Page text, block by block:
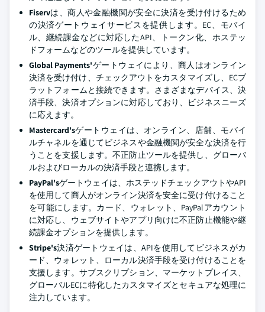
Fiservは、商人や金融機関が安全に決済を受け付けるため
の決済ゲートウェイサービスを提供します。EC、モバイ
ル、継続課金などに対応したAPI、トークン化、ホステッ
ドフォームなどのツールを提供しています。
Global Payments'ゲートウェイにより、商人はオンライン
決済を受け付け、チェックアウトをカスタマイズし、ECプ
ラットフォームと接続できます。さまざまなデバイス、決
済手段、決済オプションに対応しており、ビジネスニーズ
に応えます。
Mastercard'sゲートウェイは、オンライン、店舗、モバイ
ルチャネルを通じてビジネスや金融機関が安全な決済を行
うことを支援します。不正防止ツールを提供し、グローバ
ルおよびローカルの決済手段と連携します。
PayPal'sゲートウェイは、ホステッドチェックアウトやAPI
を使用して商人がオンライン決済を安全に受け付けること
を可能にします。カード、ウォレット、PayPalアカウント
に対応し、ウェブサイトやアプリ向けに不正防止機能や継
続課金オプションを提供します。
Stripe's決済ゲートウェイは、APIを使用してビジネスがカ
ード、ウォレット、ローカル決済手段を受け付けることを
支援します。サブスクリプション、マーケットプレイス、
グローバルECに特化したカスタマイズとセキュアな処理に
注力しています。